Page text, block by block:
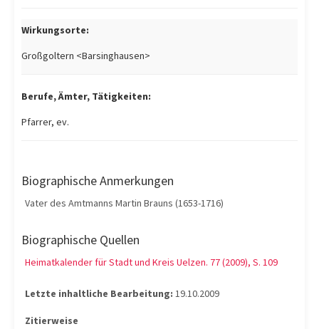
Wirkungsorte:
Großgoltern <Barsinghausen>
Berufe, Ämter, Tätigkeiten:
Pfarrer, ev.
Biographische Anmerkungen
Vater des Amtmanns Martin Brauns (1653-1716)
Biographische Quellen
Heimatkalender für Stadt und Kreis Uelzen. 77 (2009), S. 109
Letzte inhaltliche Bearbeitung: 19.10.2009
Zitierweise